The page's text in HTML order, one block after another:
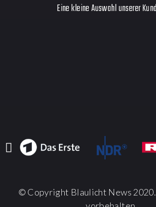
Eine kleine Auswahl unserer
© Copyright Blaulicht News